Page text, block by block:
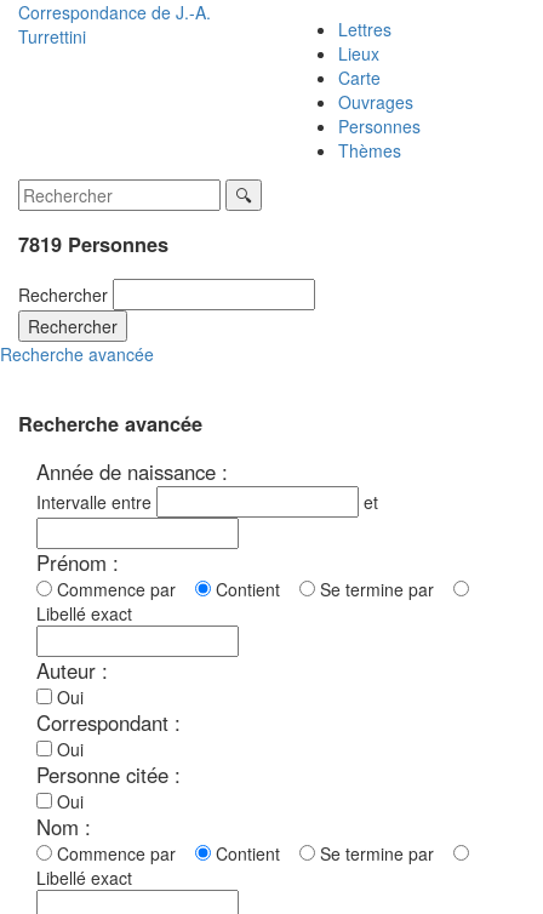
Correspondance de J.-A.
Turrettini
Lettres
Lieux
Carte
Ouvrages
Personnes
Thèmes
7819 Personnes
Rechercher
Rechercher
Recherche avancée
Recherche avancée
Année de naissance :
Intervalle entre et
Prénom :
Commence par Contient
Se termine par
Libellé exact
Auteur :
Oui
Correspondant :
Oui
Personne citée :
Oui
Nom :
Commence par Contient
Se termine par
Libellé exact